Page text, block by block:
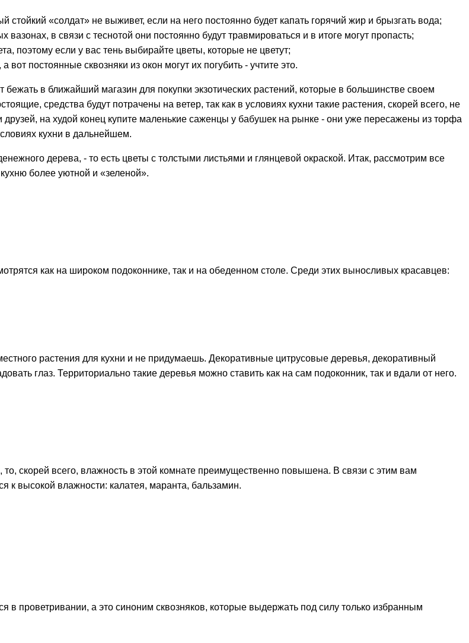
«солдат» не выживет, если на него постоянно будет капать горячий жир и брызгать вода;
в связи с теснотой они постоянно будут травмироваться и в итоге могут пропасть;
поэтому если у вас тень выбирайте цветы, которые не цветут;
постоянные сквозняки из окон могут их погубить - учтите это.
в ближайший магазин для покупки экзотических растений, которые в большинстве своем
средства будут потрачены на ветер, так как в условиях кухни такие растения, скорей всего, не
на худой конец купите маленькие саженцы у бабушек на рынке - они уже пересажены из торфа
кухни в дальнейшем.
дерева, - то есть цветы с толстыми листьями и глянцевой окраской. Итак, рассмотрим все
более уютной и «зеленой».
как на широком подоконнике, так и на обеденном столе. Среди этих выносливых красавцев:
растения для кухни и не придумаешь. Декоративные цитрусовые деревья, декоративный
глаз. Территориально такие деревья можно ставить как на сам подоконник, так и вдали от него.
то, скорей всего, влажность в этой комнате преимущественно повышена. В связи с этим вам
к высокой влажности: калатея, маранта, бальзамин.
в проветривании, а это синоним сквозняков, которые выдержать под силу только избранным